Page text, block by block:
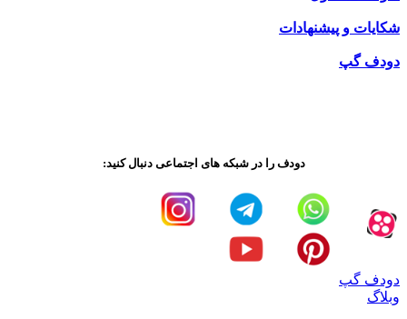
شکایات و پیشنهادات
دودف گپ
دودف را در شبکه های اجتماعی دنبال کنید:
دودف گپ
وبلاگ